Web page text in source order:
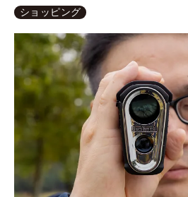
ショッピング